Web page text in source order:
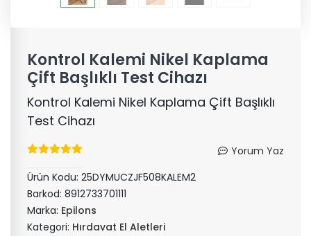
Kontrol Kalemi Nikel Kaplama
Çift Başlıklı Test Cihazı
Kontrol Kalemi Nikel Kaplama Çift Başlıklı
Test Cihazı
Yorum Yaz
Ürün Kodu: 25DYMUCZJF508KALEM2
Barkod: 8912733701111
Marka: Epilons
Kategori: Hırdavat El Aletleri